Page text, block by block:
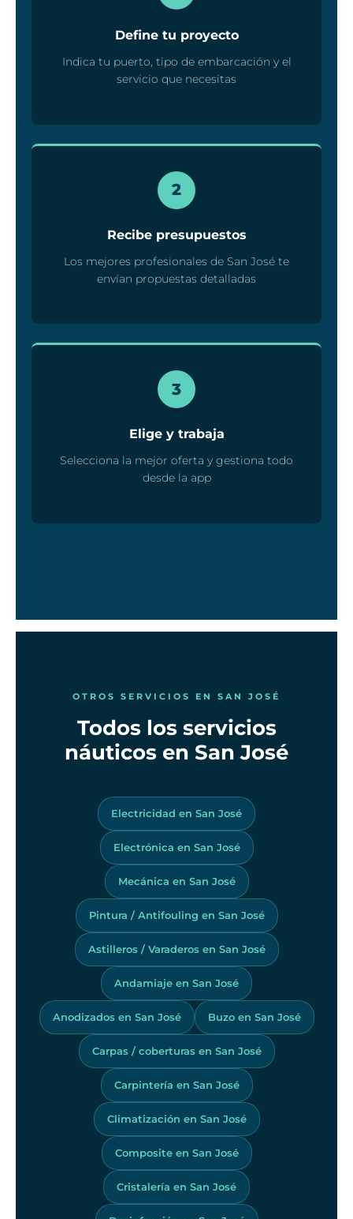
Define tu proyecto
Indica tu puerto, tipo de embarcación y el
servicio que necesitas
2
Recibe presupuestos
Los mejores profesionales de San José te
envían propuestas detalladas
3
Elige y trabaja
Selecciona la mejor oferta y gestiona todo
desde la app
OTROS SERVICIOS EN SAN JOSÉ
Todos los servicios
náuticos en San José
Electricidad en San José
Electrónica en San José
Mecánica en San José
Pintura / Antifouling en San José
Astilleros / Varaderos en San José
Andamiaje en San José
Anodizados en San José Buzo en San José
Carpas / coberturas en San José
Carpintería en San José
Climatización en San José
Composite en San José
Cristalería en San José